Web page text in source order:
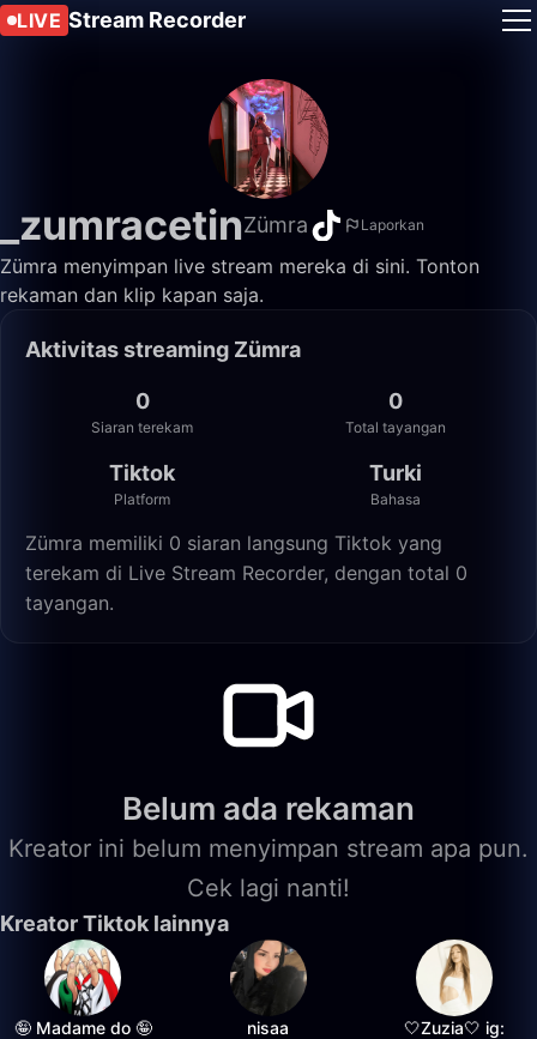
LIVE Stream Recorder
_zumracetinZümra Laporkan
Zümra menyimpan live stream mereka di sini. Tonton
rekaman dan klip kapan saja.
Aktivitas streaming Zümra
0
Siaran terekam
0
Total tayangan
Tiktok
Platform
Turki
Bahasa
Zümra memiliki 0 siaran langsung Tiktok yang
terekam di Live Stream Recorder, dengan total 0
tayangan.
Belum ada rekaman
Kreator ini belum menyimpan stream apa pun.
Cek lagi nanti!
Kreator Tiktok lainnya
🤪 Madame do 🤪 nisaa
🤍Zuzia🤍 ig: